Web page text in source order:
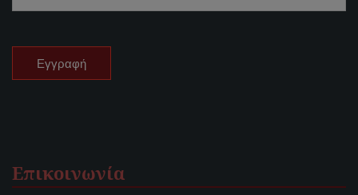
Επικοινωνία